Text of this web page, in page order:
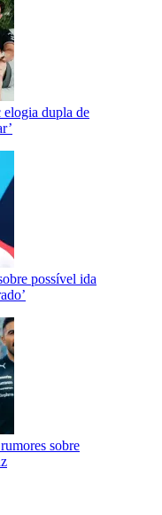
elogia dupla de
possível ida
sobre